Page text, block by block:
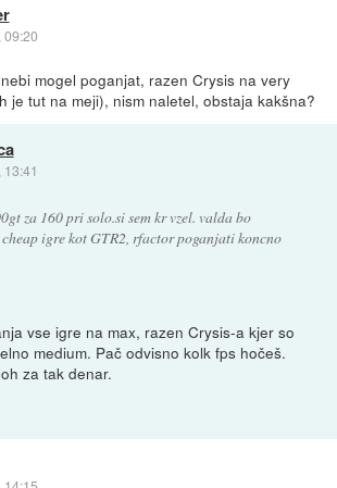
09:20
mogel poganjat, razen Crysis na very
je tut na meji), nism naletel, obstaja kakšna?
za 160 pri solo.si sem kr vzel. valda bo
igre kot GTR2, rfactor poganjati koncno
vse igre na max, razen Crysis-a kjer so
medium. Pač odvisno kolk fps hočeš.
za tak denar.